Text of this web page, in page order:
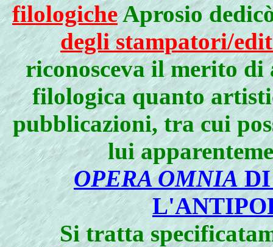
filologicheAprosio
degli stampatori/
riconosceva il merito
filologica quanto
pubblicazioni, tra cui
lui
OPERA OMNIADI
Si tratta